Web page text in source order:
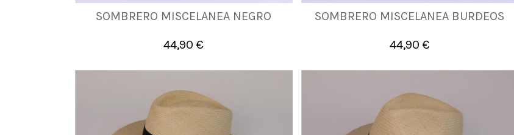
SOMBRERO MISCELANEA NEGRO
44,90 €
AJUST
Añadir al carrito
SOMBRERO MISCELANEA BURDEOS
44,90 €
AJUST
Añadir al carrito